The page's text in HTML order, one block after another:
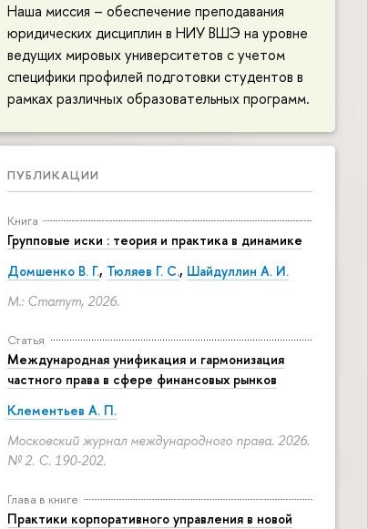
Наша миссия – обеспечение преподавания
юридических дисциплин в НИУ ВШЭ на уровне
ведущих мировых университетов с учетом
специфики профилей подготовки студентов в
рамках различных образовательных программ.
ПУБЛИКАЦИИ
Книга
Групповые иски : теория и практика в динамике
Домшенко В. Г., Тюляев Г. С., Шайдуллин А. И.
М.: Статут, 2026.
Статья
Международная унификация и гармонизация
частного права в сфере финансовых рынков
Клементьев А. П.
Московский журнал международного права. 2026.
№ 2. С. 190-202.
Глава в книге
Практики корпоративного управления в новой